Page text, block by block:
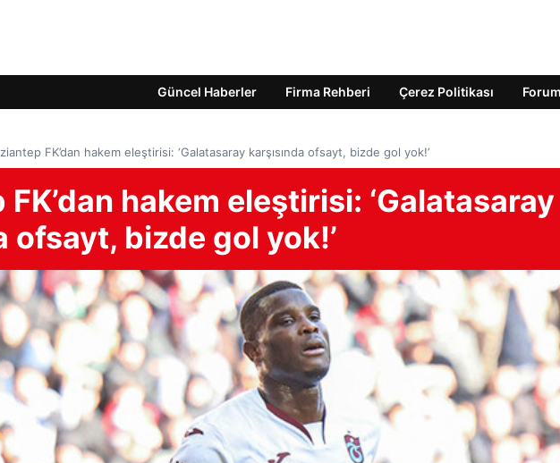
Güncel Haberler Firma Rehberi Çerez Politikası Forum
FK’dan hakem eleştirisi: ‘Galatasaray karşısında ofsayt, bizde gol yok!’
hakem eleştirisi: ‘Galatasaray
ofsayt, bizde gol yok!’